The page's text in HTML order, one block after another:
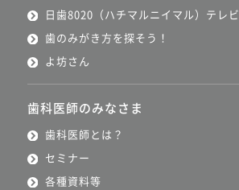
日歯8020（ハチマルニイマル）テレビ
歯のみがき方を探そう！
よ坊さん
歯科医師のみなさま
歯科医師とは？
セミナー
各種資料等